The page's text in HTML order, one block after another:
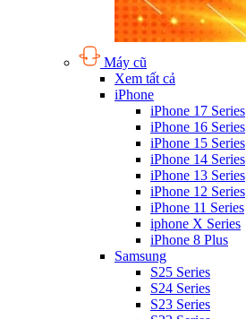
Máy cũ
Xem tất cả
iPhone
iPhone 17 Series
iPhone 16 Series
iPhone 15 Series
iPhone 14 Series
iPhone 13 Series
iPhone 12 Series
iPhone 11 Series
iphone X Series
iPhone 8 Plus
Samsung
S25 Series
S24 Series
S23 Series